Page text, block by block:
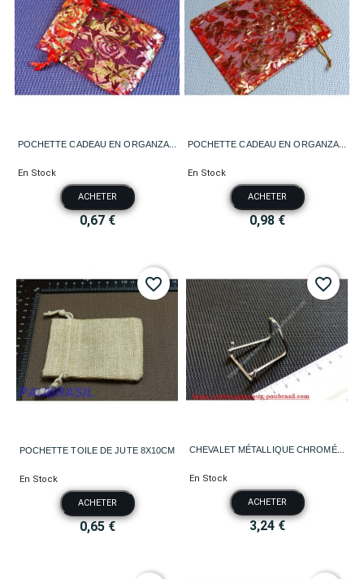
POCHETTE CADEAU EN ORGANZA...
En Stock
ACHETER
0,67 €
POCHETTE CADEAU EN ORGANZA...
En Stock
ACHETER
0,98 €
POCHETTE TOILE DE JUTE 8X10CM
En Stock
ACHETER
0,65 €
favorite_border
CHEVALET MÉTALLIQUE CHROMÉ...
En Stock
ACHETER
3,24 €
favorite_border